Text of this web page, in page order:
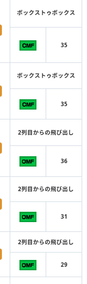
ボックストゥボックス
35
ボックストゥボックス
35
2列目からの飛び出し
36
2列目からの飛び出し
31
2列目からの飛び出し
29